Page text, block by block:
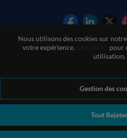
Nous utilisons des cookies sur
votre expérience. Cliquez ici pour
utilisation.
Gestion des
Tout
Conditions générales
Conditions d'utilisation
Politique de confidentialité et de
Politique environnementale
Déclaration sur